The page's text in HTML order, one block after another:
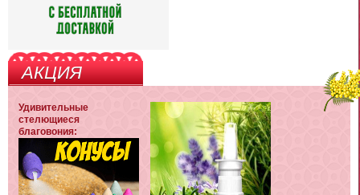
АКЦИЯ
Удивительные
стелющиеся
благовония: